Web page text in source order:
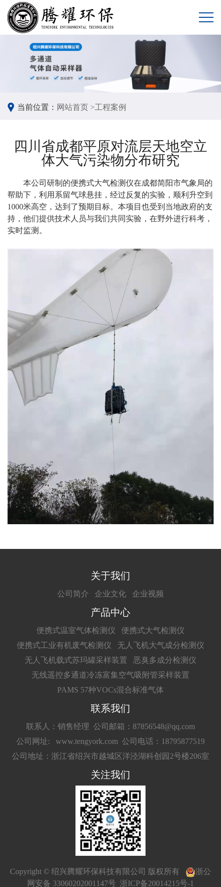
当前位置： 网站首页 >工程案例
四川省成都平原对流层天地空立
体大气污染物分布研究
本公司研制的便携式大气检测仪在成都简阳市气象局的
帮助下，利用系留气球悬挂，经过反复的实验，顺利升空到
1000米高空，达到了预期目标。本项目也受到当地政府的支
持，他们提供技术人员与我们共同实验，在野外进行科考，
实时监测。
关于我们
公司简介 企业文化 企业视频
产品中心
便携式温室气体检测仪
便携式大气检测仪
便携式工业有机废气检测仪
无人飞机大气成分检测仪
无人飞机载式苏玛罐采样装置
恶臭多成分检测仪
无线遥控多通道冷冻富集空气吸附管采样装置
PAMS 57种VOCs混合标准气体
联系我们
联系人：销售经理 公司邮箱：87856548@qq.com
公司网址: www.tengyork.com 公司电话：18795877519
公司地址：浙江省绍兴市越城区洋泾湖科创园2号楼206室
关注我们
Copyright © 绍兴腾耀环保科技有限公司 版权所有
浙公
网安备 33060202001147号 浙ICP备20014215号-1